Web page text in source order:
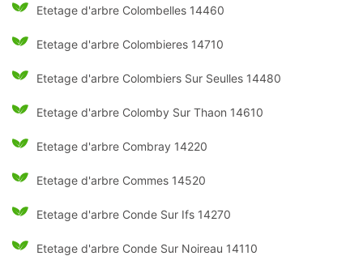
Etetage d'arbre Colombelles 14460
Etetage d'arbre Colombieres 14710
Etetage d'arbre Colombiers Sur Seulles 14480
Etetage d'arbre Colomby Sur Thaon 14610
Etetage d'arbre Combray 14220
Etetage d'arbre Commes 14520
Etetage d'arbre Conde Sur Ifs 14270
Etetage d'arbre Conde Sur Noireau 14110